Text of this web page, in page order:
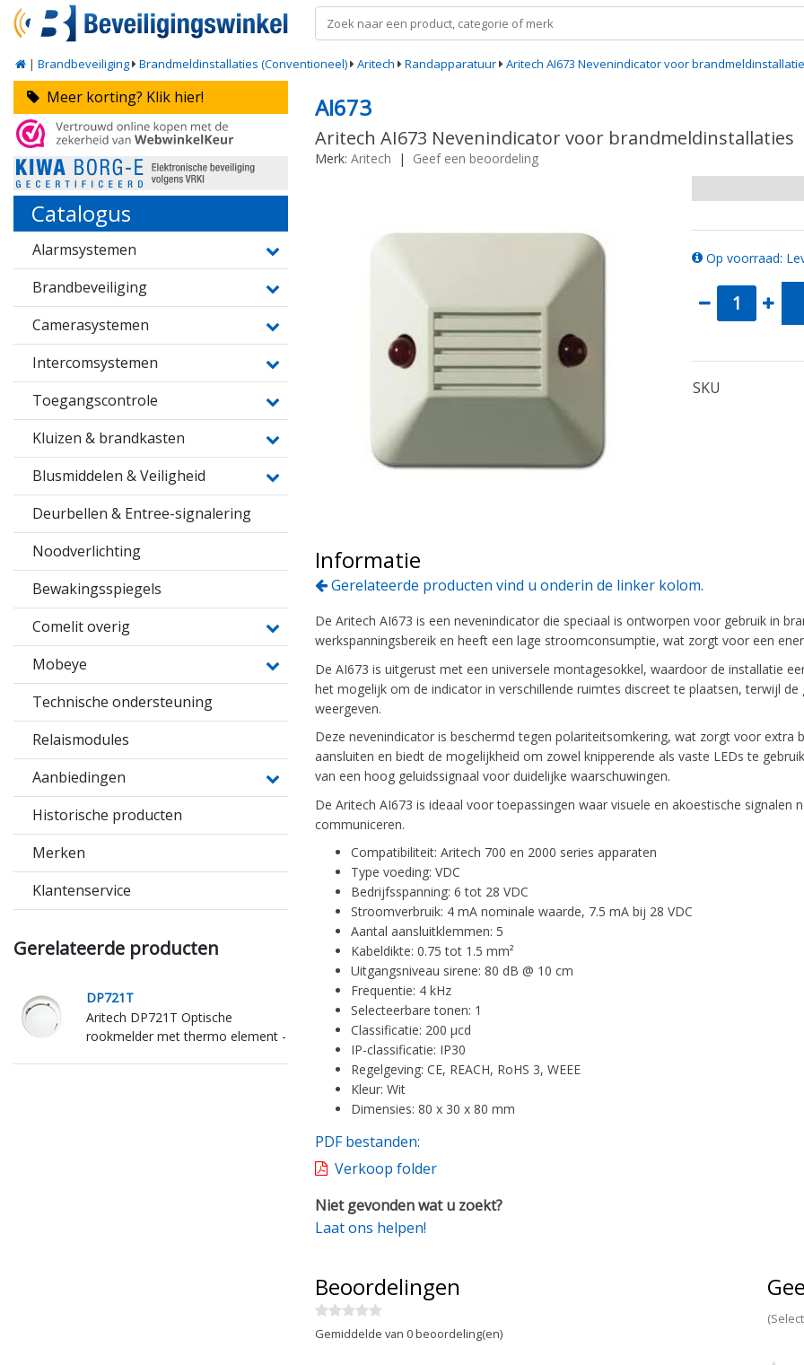
| Brandbeveiliging Brandmeldinstallaties (Conventioneel) Aritech Randapparatuur Aritech AI673 Nevenindicator voor
Meer korting? Klik hier!
Catalogus
Alarmsystemen
Brandbeveiliging
Camerasystemen
Intercomsystemen
Toegangscontrole
Kluizen & brandkasten
Blusmiddelen & Veiligheid
Deurbellen & Entree-signalering
Noodverlichting
Bewakingsspiegels
Comelit overig
Mobeye
Technische ondersteuning
Relaismodules
Aanbiedingen
Historische producten
Merken
Klantenservice
Gerelateerde producten
DP721T
Aritech DP721T Optische
rookmelder met thermo element -
AI673
Aritech AI673 Nevenindicator voor brandmeldinstallaties
Merk: Aritech | Geef een beoordeling
Op voorraad:
SKU
Informatie
Gerelateerde producten vind u onderin de linker kolom.
De Aritech AI673 is een nevenindicator die speciaal is ontworpen voor gebruik in
werkspanningsbereik en heeft een lage stroomconsumptie, wat zorgt voor een
De AI673 is uitgerust met een universele montagesokkel, waardoor de installatie
het mogelijk om de indicator in verschillende ruimtes discreet te plaatsen, terwijl
weergeven.
Deze nevenindicator is beschermd tegen polariteitsomkering, wat zorgt voor
aansluiten en biedt de mogelijkheid om zowel knipperende als vaste LEDs te
van een hoog geluidssignaal voor duidelijke waarschuwingen.
De Aritech AI673 is ideaal voor toepassingen waar visuele en akoestische
communiceren.
Compatibiliteit: Aritech 700 en 2000 series apparaten
Type voeding: VDC
Bedrijfsspanning: 6 tot 28 VDC
Stroomverbruik: 4 mA nominale waarde, 7.5 mA bij 28 VDC
Aantal aansluitklemmen: 5
Kabeldikte: 0.75 tot 1.5 mm²
Uitgangsniveau sirene: 80 dB @ 10 cm
Frequentie: 4 kHz
Selecteerbare tonen: 1
Classificatie: 200 µcd
IP-classificatie: IP30
Regelgeving: CE, REACH, RoHS 3, WEEE
Kleur: Wit
Dimensies: 80 x 30 x 80 mm
PDF bestanden:
Verkoop folder
Niet gevonden wat u zoekt?
Laat ons helpen!
Beoordelingen
Gemiddelde van 0 beoordeling(en)